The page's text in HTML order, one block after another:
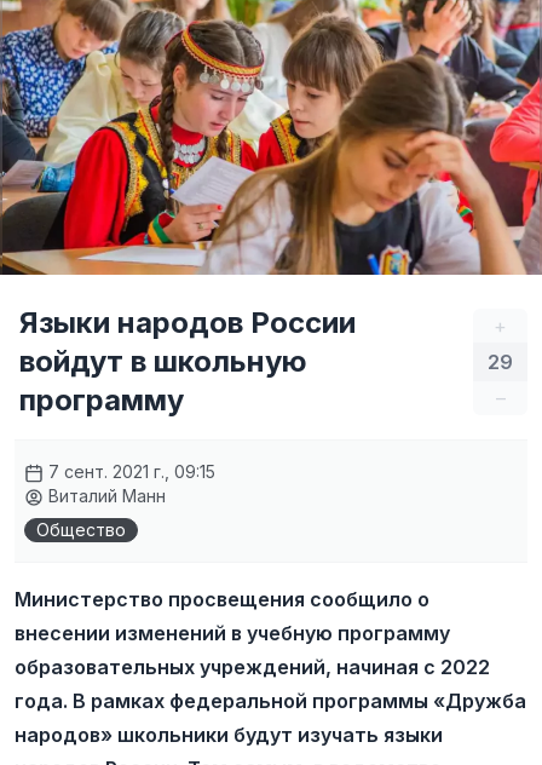
+
29
–
Языки народов России
войдут в школьную
программу
7 сент. 2021 г., 09:15
Виталий Манн
Общество
Министерство просвещения сообщило о
внесении изменений в учебную программу
образовательных учреждений, начиная с 2022
года. В рамках федеральной программы «Дружба
народов» школьники будут изучать языки